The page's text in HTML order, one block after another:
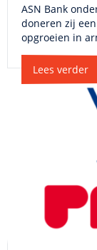
ASN Bank
doneren zij
opgroeien in
Lees verder